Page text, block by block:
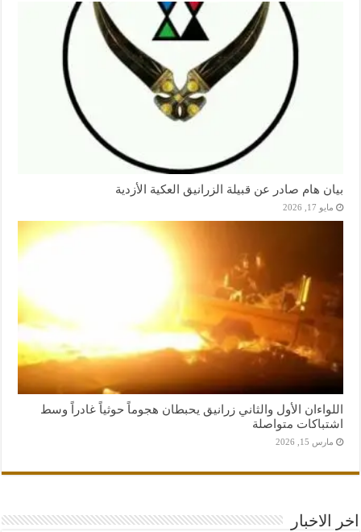
بيان هام صادر عن قبيلة الزرانيق العكية الأزدية
مايو 17, 2026
اللواءان الأول والثاني زرانيق يحبطان هجوماً حوثياً غادراً وسط
اشتباكات متواصلة
مارس 15, 2026
اخر الاخبار